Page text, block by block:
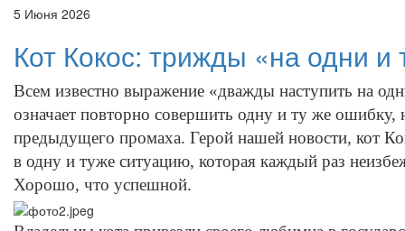
5 Июня 2026
Кот Кокос: трижды «на одни и
Всем известно выражение «дважды наступить на
означает повторно совершить одну и ту же ошибку,
предыдущего промаха. Герой нашей новости, кот
в одну и туже ситуацию, которая каждый раз
Хорошо, что успешной.